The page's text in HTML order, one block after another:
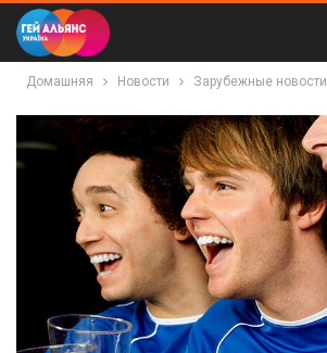
Домашняя Новости Зарубежные новости